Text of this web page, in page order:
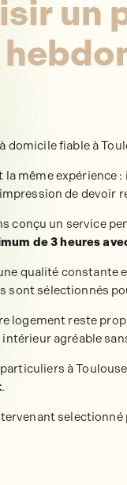
un
domicile fiable à
même
de devoir
conçu un service
de 3 heures
qualité
sont sélectionnés
logement reste
intérieur agréable
à
.